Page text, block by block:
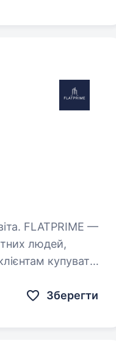
—
людей,
купувати,
Зберегти